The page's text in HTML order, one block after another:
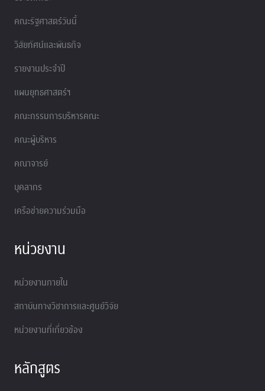
คณะรัฐศาสตร์วันนี้
วิสัยทัศน์และพันธกิจ
รายงานประจำปี
แผนยุทธศาสตร์ฯ
คณะกรรมการบริหารคณะ
คณะผู้บริหาร
คณาจารย์
บุคลากร
เครือข่ายความร่วมมือ
หน่วยงาน
หน่วยงานภายใน
สถาบันทางวิชาการและศูนย์วิจัย
หน่วยงานที่เกี่ยวข้อง
หลักสูตร